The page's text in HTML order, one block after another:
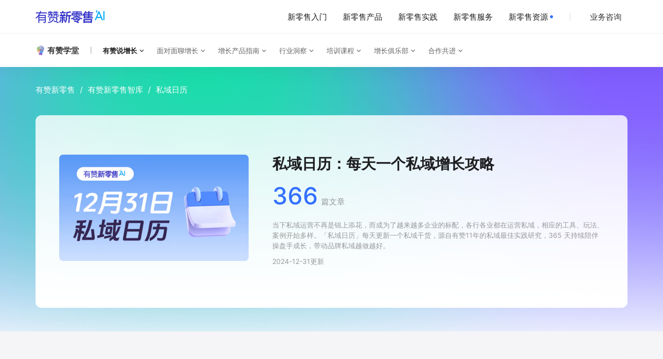
新零售入门 新零售产品 新零售实践 新零售服务 新零售资源 业务咨询
有赞学堂 有赞说增长 面对面聊增长 增长产品指南 行业洞察 培训课程 增长俱乐部 合作共进
有赞新零售 / 有赞新零售智库 / 私域日历
私域日历：每天一个私域增长攻略
366 篇文章
当下私域运营不再是锦上添花，而成为了越来越多企业的标配，各行各业都在运营私域，相应的工具、玩法、
案例开始多样。「私域日历」每天更新一个私域干货，源自有赞11年的私域最佳实践研究，365 天持续陪伴
操盘手成长，带动品牌私域越做越好。
2024-12-31更新